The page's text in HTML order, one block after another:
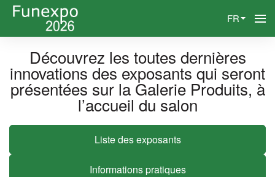
FR
Découvrez les toutes dernières
innovations des exposants qui seront
présentées sur la Galerie Produits, à
l’accueil du salon
Liste des exposants
Informations pratiques